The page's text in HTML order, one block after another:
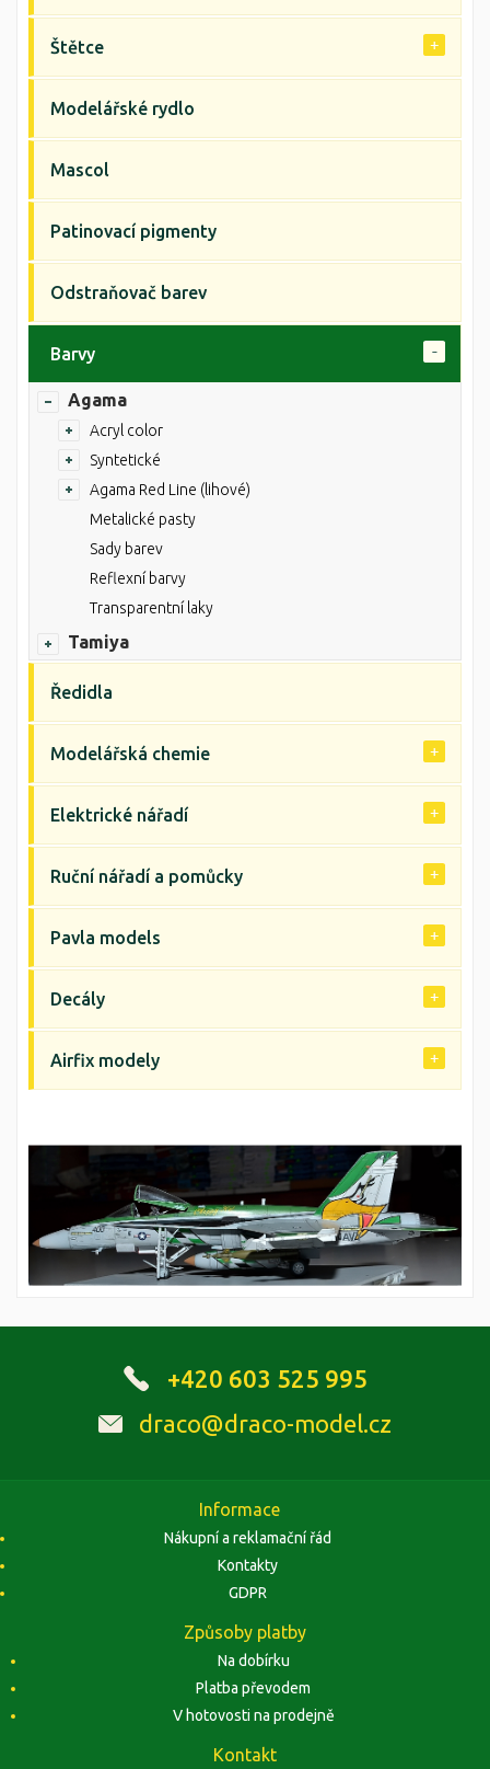
Štětce
Modelářské rydlo
Mascol
Patinovací pigmenty
Odstraňovač barev
Barvy
Agama
Acryl color
Syntetické
Agama Red Line (lihové)
Metalické pasty
Sady barev
Reflexní barvy
Transparentní laky
Tamiya
Ředidla
Modelářská chemie
Elektrické nářadí
Ruční nářadí a pomůcky
Pavla models
Decály
Airfix modely
+420 603 525 995
draco@draco-model.cz
Informace
Nákupní a reklamační řád
Kontakty
GDPR
Způsoby platby
Na dobírku
Platba převodem
V hotovosti na prodejně
Kontakt